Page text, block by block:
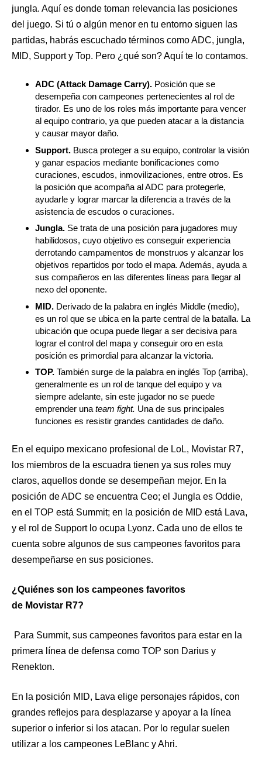
jungla. Aquí es donde toman relevancia las posiciones
del juego. Si tú o algún menor en tu entorno siguen las
partidas, habrás escuchado términos como ADC, jungla,
MID, Support y Top. Pero ¿qué son? Aquí te lo contamos.
ADC (Attack Damage Carry). Posición que se
desempeña con campeones pertenecientes al rol de
tirador. Es uno de los roles más importante para vencer
al equipo contrario, ya que pueden atacar a la distancia
y causar mayor daño.
Support. Busca proteger a su equipo, controlar la visión
y ganar espacios mediante bonificaciones como
curaciones, escudos, inmovilizaciones, entre otros. Es
la posición que acompaña al ADC para protegerle,
ayudarle y lograr marcar la diferencia a través de la
asistencia de escudos o curaciones.
Jungla. Se trata de una posición para jugadores muy
habilidosos, cuyo objetivo es conseguir experiencia
derrotando campamentos de monstruos y alcanzar los
objetivos repartidos por todo el mapa. Además, ayuda a
sus compañeros en las diferentes líneas para llegar al
nexo del oponente.
MID. Derivado de la palabra en inglés Middle (medio),
es un rol que se ubica en la parte central de la batalla. La
ubicación que ocupa puede llegar a ser decisiva para
lograr el control del mapa y conseguir oro en esta
posición es primordial para alcanzar la victoria.
TOP. También surge de la palabra en inglés Top (arriba),
generalmente es un rol de tanque del equipo y va
siempre adelante, sin este jugador no se puede
emprender una team fight. Una de sus principales
funciones es resistir grandes cantidades de daño.
En el equipo mexicano profesional de LoL, Movistar R7,
los miembros de la escuadra tienen ya sus roles muy
claros, aquellos donde se desempeñan mejor. En la
posición de ADC se encuentra Ceo; el Jungla es Oddie,
en el TOP está Summit; en la posición de MID está Lava,
y el rol de Support lo ocupa Lyonz. Cada uno de ellos te
cuenta sobre algunos de sus campeones favoritos para
desempeñarse en sus posiciones.
¿Quiénes son los campeones favoritos
de Movistar R7?
Para Summit, sus campeones favoritos para estar en la
primera línea de defensa como TOP son Darius y
Renekton.
En la posición MID, Lava elige personajes rápidos, con
grandes reflejos para desplazarse y apoyar a la línea
superior o inferior si los atacan. Por lo regular suelen
utilizar a los campeones LeBlanc y Ahri.